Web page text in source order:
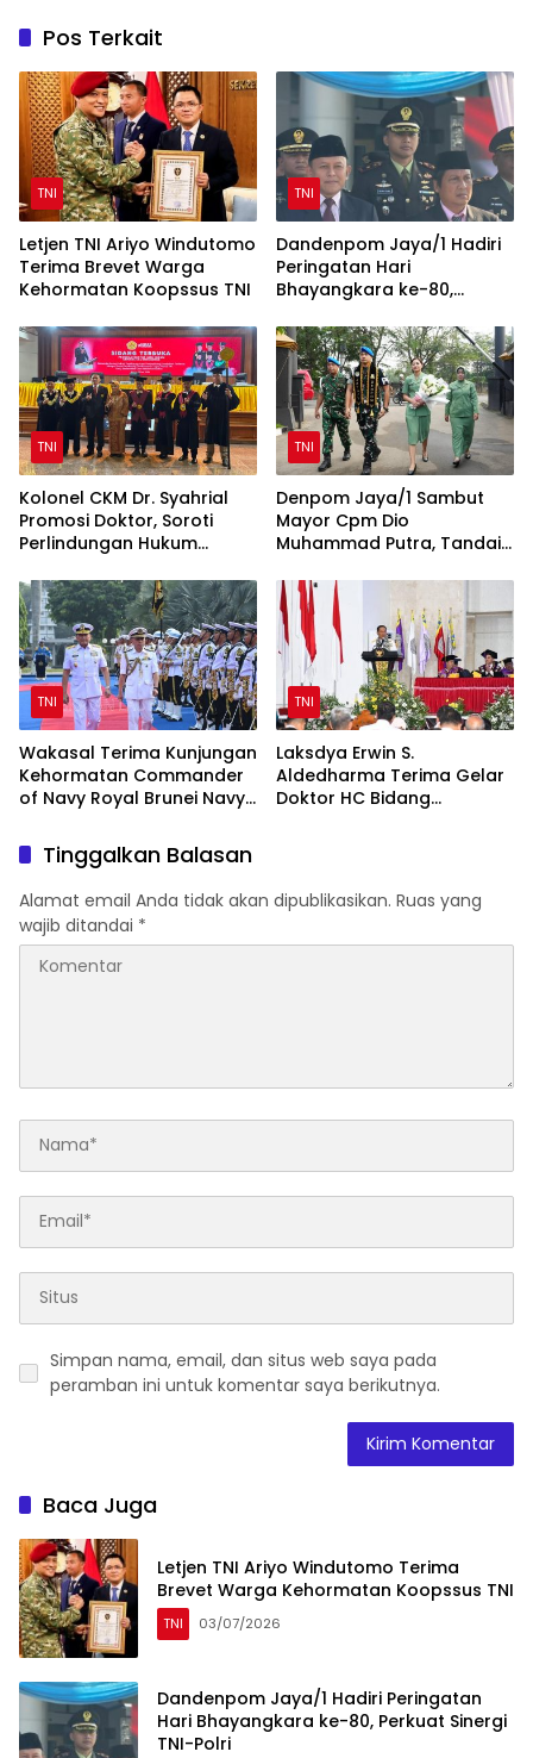
Pos Terkait
TNI
Letjen TNI Ariyo Windutomo
Terima Brevet Warga
Kehormatan Koopssus TNI
TNI
Dandenpom Jaya/1 Hadiri
Peringatan Hari
Bhayangkara ke-80,
TNI
Kolonel CKM Dr. Syahrial
Promosi Doktor, Soroti
Perlindungan Hukum
Disabilitas
TNI
Denpom Jaya/1 Sambut
Mayor Cpm Dio
Muhammad Putra, Tandai
TNI
Wakasal Terima Kunjungan
Kehormatan Commander
of Navy Royal Brunei Navy
TNI
Laksdya Erwin S.
Aldedharma Terima Gelar
Doktor HC Bidang
Tinggalkan Balasan
Alamat email Anda tidak akan dipublikasikan. Ruas yang
wajib ditandai *
Simpan nama, email, dan situs web saya pada
peramban ini untuk komentar saya berikutnya.
Baca Juga
Letjen TNI Ariyo Windutomo Terima
Brevet Warga Kehormatan Koopssus TNI
TNI 03/07/2026
Dandenpom Jaya/1 Hadiri Peringatan
Hari Bhayangkara ke-80, Perkuat Sinergi
TNI-Polri